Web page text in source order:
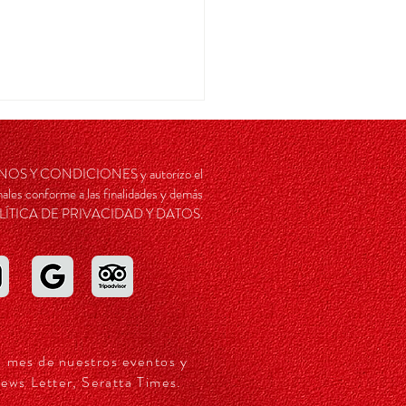
Y CONDICIONES y autorizo el
conforme a las finalidades y demás
DE PRIVACIDAD Y DATOS.
de nuestros eventos y
Letter, Seratta Times.